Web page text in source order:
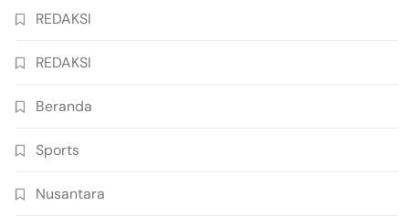
REDAKSI
REDAKSI
Beranda
Sports
Nusantara